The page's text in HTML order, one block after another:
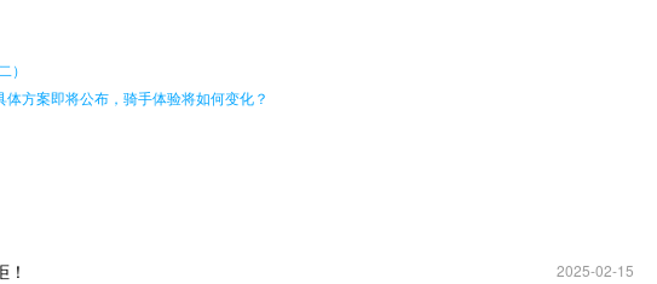
）
方案即将公布，骑手体验将如何变化？
2025-02-15